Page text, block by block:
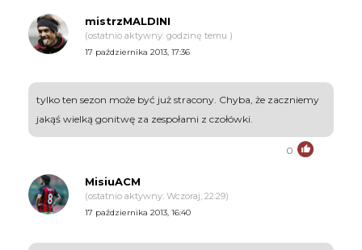
mistrzMALDINI
(ostatnio aktywny: godzinę temu )
17 października 2013, 17:36
tylko ten sezon może być już stracony. Chyba, że zaczniemy
jakąś wielką gonitwę za zespołami z czołówki.
0
MisiuACM
(ostatnio aktywny: Wczoraj, 22:29)
17 października 2013, 16:40